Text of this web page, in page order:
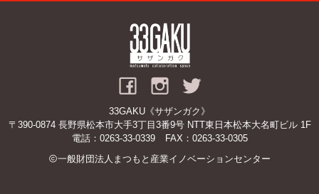
33GAKU《サザンガク》
〒390-0874 長野県松本市大手3丁目3番9号 NTT東日本松本大名町ビル 1F
電話： 0263-33-0339
FAX：0263-33-0305
一般財団法人まつもと産業イノベーションセンター